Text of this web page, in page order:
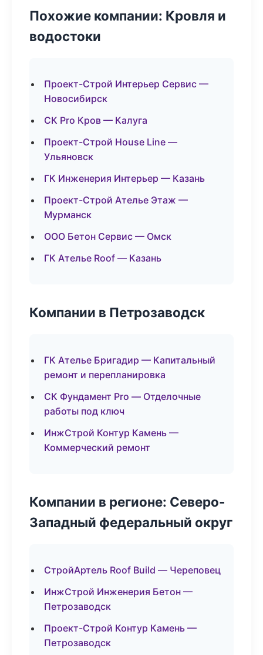
Похожие компании: Кровля и
водостоки
Проект-Строй Интерьер Сервис —
Новосибирск
СК Pro Кров — Калуга
Проект-Строй House Line —
Ульяновск
ГК Инженерия Интерьер — Казань
Проект-Строй Ателье Этаж —
Мурманск
ООО Бетон Сервис — Омск
ГК Ателье Roof — Казань
Компании в Петрозаводск
ГК Ателье Бригадир — Капитальный
ремонт и перепланировка
СК Фундамент Pro — Отделочные
работы под ключ
ИнжСтрой Контур Камень —
Коммерческий ремонт
Компании в регионе: Северо-
Западный федеральный округ
СтройАртель Roof Build — Череповец
ИнжСтрой Инженерия Бетон —
Петрозаводск
Проект-Строй Контур Камень —
Петрозаводск